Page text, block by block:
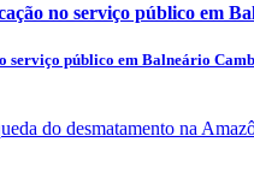
no serviço público em
serviço público em Balneário